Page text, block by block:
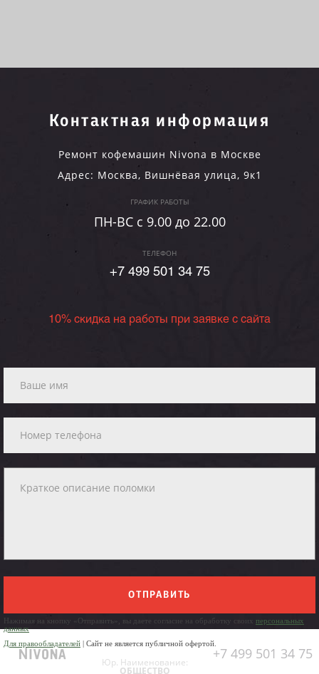
Контактная информация
Ремонт кофемашин Nivona в Москве
Адрес: Москва, Вишнёвая улица, 9к1
ГРАФИК РАБОТЫ
ПН-ВC c 9.00 до 22.00
ТЕЛЕФОН
+7 499 501 34 75
10% скидка на работы при заявке с сайта
ОТПРАВИТЬ
Нажимая на кнопку «Отправить», вы даете согласие на обработку своих персональных
данных
Для правообладателей | Сайт не является публичной офертой.
+7 499 501 34 75
Юр. Наименование:
ОБЩЕСТВО